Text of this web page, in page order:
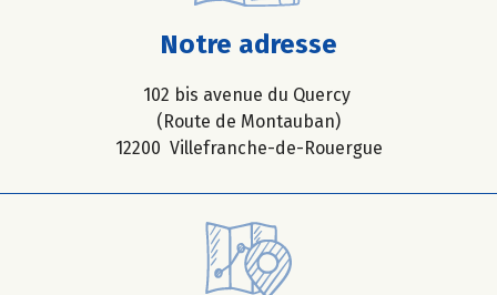
Notre adresse
102 bis avenue du Quercy
(Route de Montauban)
12200 Villefranche-de-Rouergue